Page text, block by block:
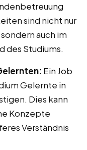
sind nicht nur
auch im
des Studiums.
Ein Job
Gelernte in
Dies kann
Konzepte
Verständnis